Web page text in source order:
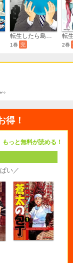
転生したら島耕作だった件
1巻 完 2巻
得！
もっと無料が読める！
い／